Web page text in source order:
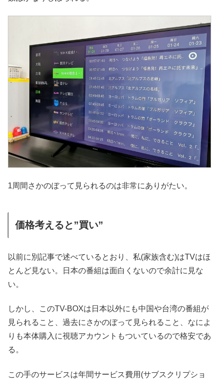
1周間さかのぼって見られるのは非常にありがたい。
価格考えると”買い”
以前に別記事で述べているとおり、私(家族含む)はTVはほ
とんど見ない。日本の番組は面白くないので余計に見な
い。
しかし、このTV-BOXは日本以外にも中国や台湾の番組が
見られること、過去にさかのぼって見られること、なによ
りも本体購入に視聴アカウントもついているので格安であ
る。
この手のサービスは年間サービス費用(サブスクリプショ